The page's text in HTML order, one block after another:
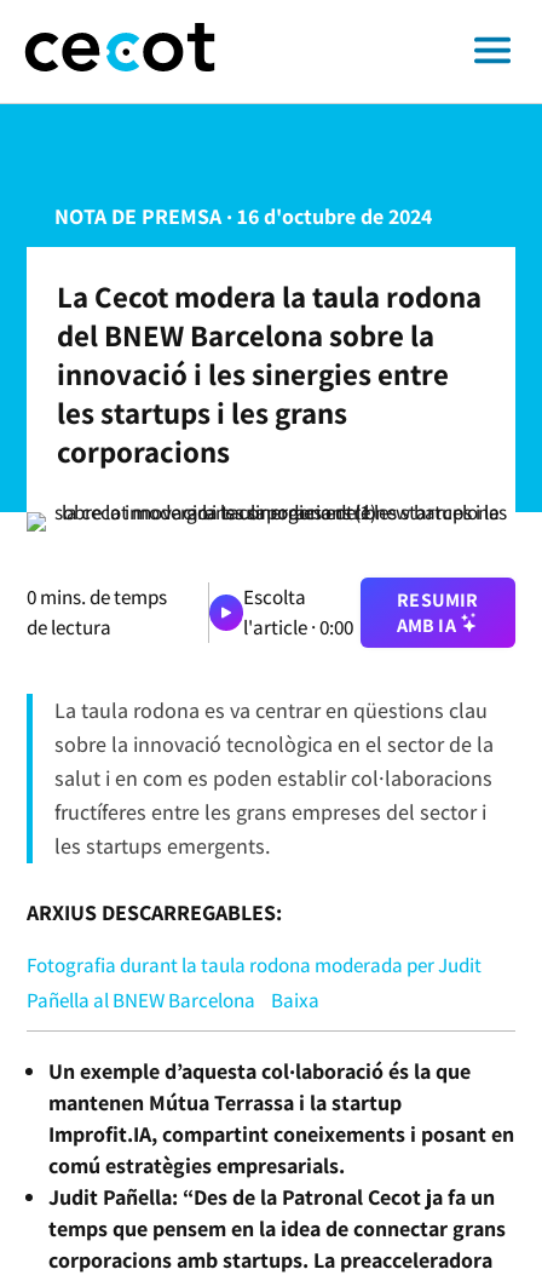
NOTA DE PREMSA · 16 d'octubre de 2024
La Cecot modera la taula rodona
del BNEW Barcelona sobre la
innovació i les sinergies entre
les startups i les grans
corporacions
0mins. de temps
de lectura
Escolta
l'article ·0:00
RESUMIR
AMB IA
La taula rodona es va centrar en qüestions clau
sobre la innovació tecnològica en el sector de la
salut i en com es poden establir col·laboracions
fructíferes entre les grans empreses del sector i
les startups emergents.
ARXIUS DESCARREGABLES:
Fotografia durant la taula rodona moderada per Judit
Pañella al BNEW Barcelona
Baixa
Un exemple d’aquesta col·laboració és la que
mantenen Mútua Terrassa i la startup
Improfit.IA, compartint coneixements i posant en
comú estratègies empresarials.
Judit Pañella: “Des de la Patronal Cecot ja fa un
temps que pensem en la idea de connectar grans
corporacions amb startups. La preacceleradora